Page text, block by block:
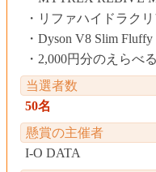
リファハイドラク
Dyson V8 Slim Fluffy
2,000円分のえらべ
当選者数
50名
懸賞の主催者
I-O DATA